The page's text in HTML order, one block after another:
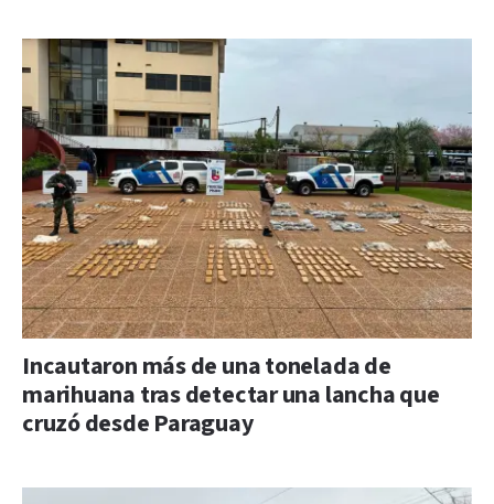
Incautaron más de una tonelada de
marihuana tras detectar una lancha que
cruzó desde Paraguay